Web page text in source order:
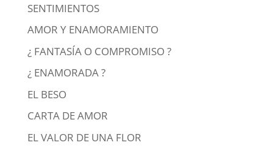
SENTIMIENTOS
AMOR Y ENAMORAMIENTO
¿ FANTASÍA O COMPROMISO ?
¿ ENAMORADA ?
EL BESO
CARTA DE AMOR
EL VALOR DE UNA FLOR